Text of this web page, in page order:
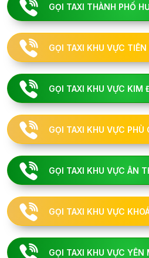
GỌI TAXI THÀNH PHỐ
GỌI TAXI KHU VỰC TIÊN
GỌI TAXI KHU VỰC KIM
GỌI TAXI KHU VỰC PHÙ
GỌI TAXI KHU VỰC ÂN
GỌI TAXI KHU VỰC
GỌI TAXI KHU VỰC YÊN